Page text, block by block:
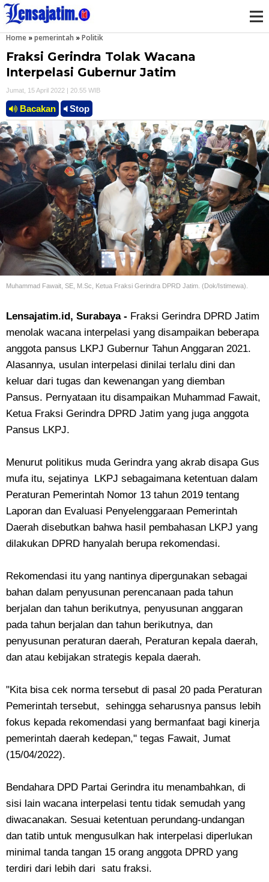
u
Home »pemerintah »Politik
Fraksi Gerindra Tolak Wacana
Interpelasi Gubernur Jatim
Jumat, 15 April 2022 | 20.55 WIB
Bacakan Stop
Muhammad Fawait, SE, M.Sc, Ketua Fraksi Gerindra DPRD Jatim. (Dok/Istimewa).
Lensajatim.id, Surabaya - Fraksi Gerindra DPRD Jatim
menolak wacana interpelasi yang disampaikan beberapa
anggota pansus LKPJ Gubernur Tahun Anggaran 2021.
Alasannya, usulan interpelasi dinilai terlalu dini dan
keluar dari tugas dan kewenangan yang diemban
Pansus. Pernyataan itu disampaikan Muhammad Fawait,
Ketua Fraksi Gerindra DPRD Jatim yang juga anggota
Pansus LKPJ.
Menurut politikus muda Gerindra yang akrab disapa Gus
mufa itu, sejatinya LKPJ sebagaimana ketentuan dalam
Peraturan Pemerintah Nomor 13 tahun 2019 tentang
Laporan dan Evaluasi Penyelenggaraan Pemerintah
Daerah disebutkan bahwa hasil pembahasan LKPJ yang
dilakukan DPRD hanyalah berupa rekomendasi.
Rekomendasi itu yang nantinya dipergunakan sebagai
bahan dalam penyusunan perencanaan pada tahun
berjalan dan tahun berikutnya, penyusunan anggaran
pada tahun berjalan dan tahun berikutnya, dan
penyusunan peraturan daerah, Peraturan kepala daerah,
dan atau kebijakan strategis kepala daerah.
"Kita bisa cek norma tersebut di pasal 20 pada Peraturan
Pemerintah tersebut, sehingga seharusnya pansus lebih
fokus kepada rekomendasi yang bermanfaat bagi kinerja
pemerintah daerah kedepan," tegas Fawait, Jumat
(15/04/2022).
Bendahara DPD Partai Gerindra itu menambahkan, di
sisi lain wacana interpelasi tentu tidak semudah yang
diwacanakan. Sesuai ketentuan perundang-undangan
dan tatib untuk mengusulkan hak interpelasi diperlukan
minimal tanda tangan 15 orang anggota DPRD yang
terdiri dari lebih dari satu fraksi.